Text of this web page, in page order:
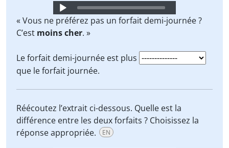
Audio
Player
« Vous ne préférez pas un forfait demi-journée ?
C’est moins cher. »
Le forfait demi-journée est plus
que le forfait journée.
Réécoutez l’extrait ci-dessous. Quelle est la
différence entre les deux forfaits ? Choisissez la
réponse appropriée.
EN